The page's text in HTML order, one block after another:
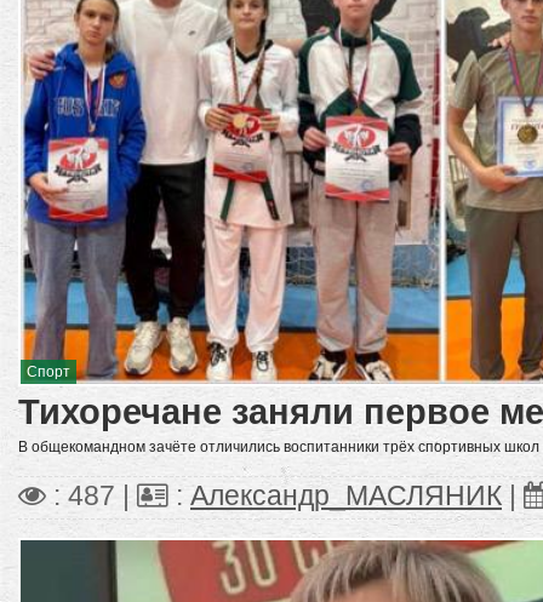
Спорт
Тихоречане заняли первое
В общекомандном зачёте отличились воспитанники трёх спортивных
: 487 | : Александр_МАСЛЯНИК |